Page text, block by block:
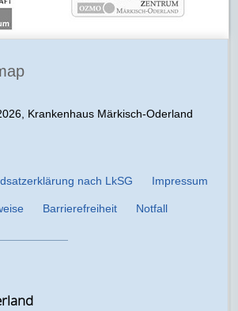
Krankenhaus Märkisch-Oderland
nach LkSG Impressum
Barrierefreiheit Notfall